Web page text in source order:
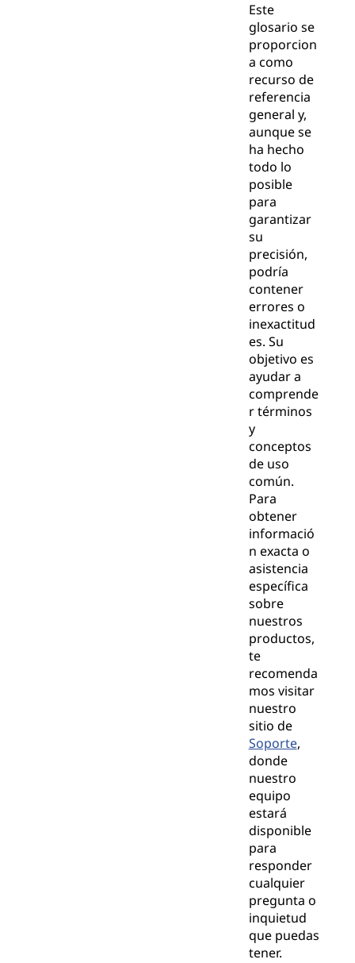
Este
glosario se
proporcion
a como
recurso de
referencia
general y,
aunque se
ha hecho
todo lo
posible
para
garantizar
su
precisión,
podría
contener
errores o
inexactitud
es. Su
objetivo es
ayudar a
comprende
r términos
y
conceptos
de uso
común.
Para
obtener
informació
n exacta o
asistencia
específica
sobre
nuestros
productos,
te
recomenda
mos visitar
nuestro
sitio de
Soporte,
donde
nuestro
equipo
estará
disponible
para
responder
cualquier
pregunta o
inquietud
que puedas
tener.